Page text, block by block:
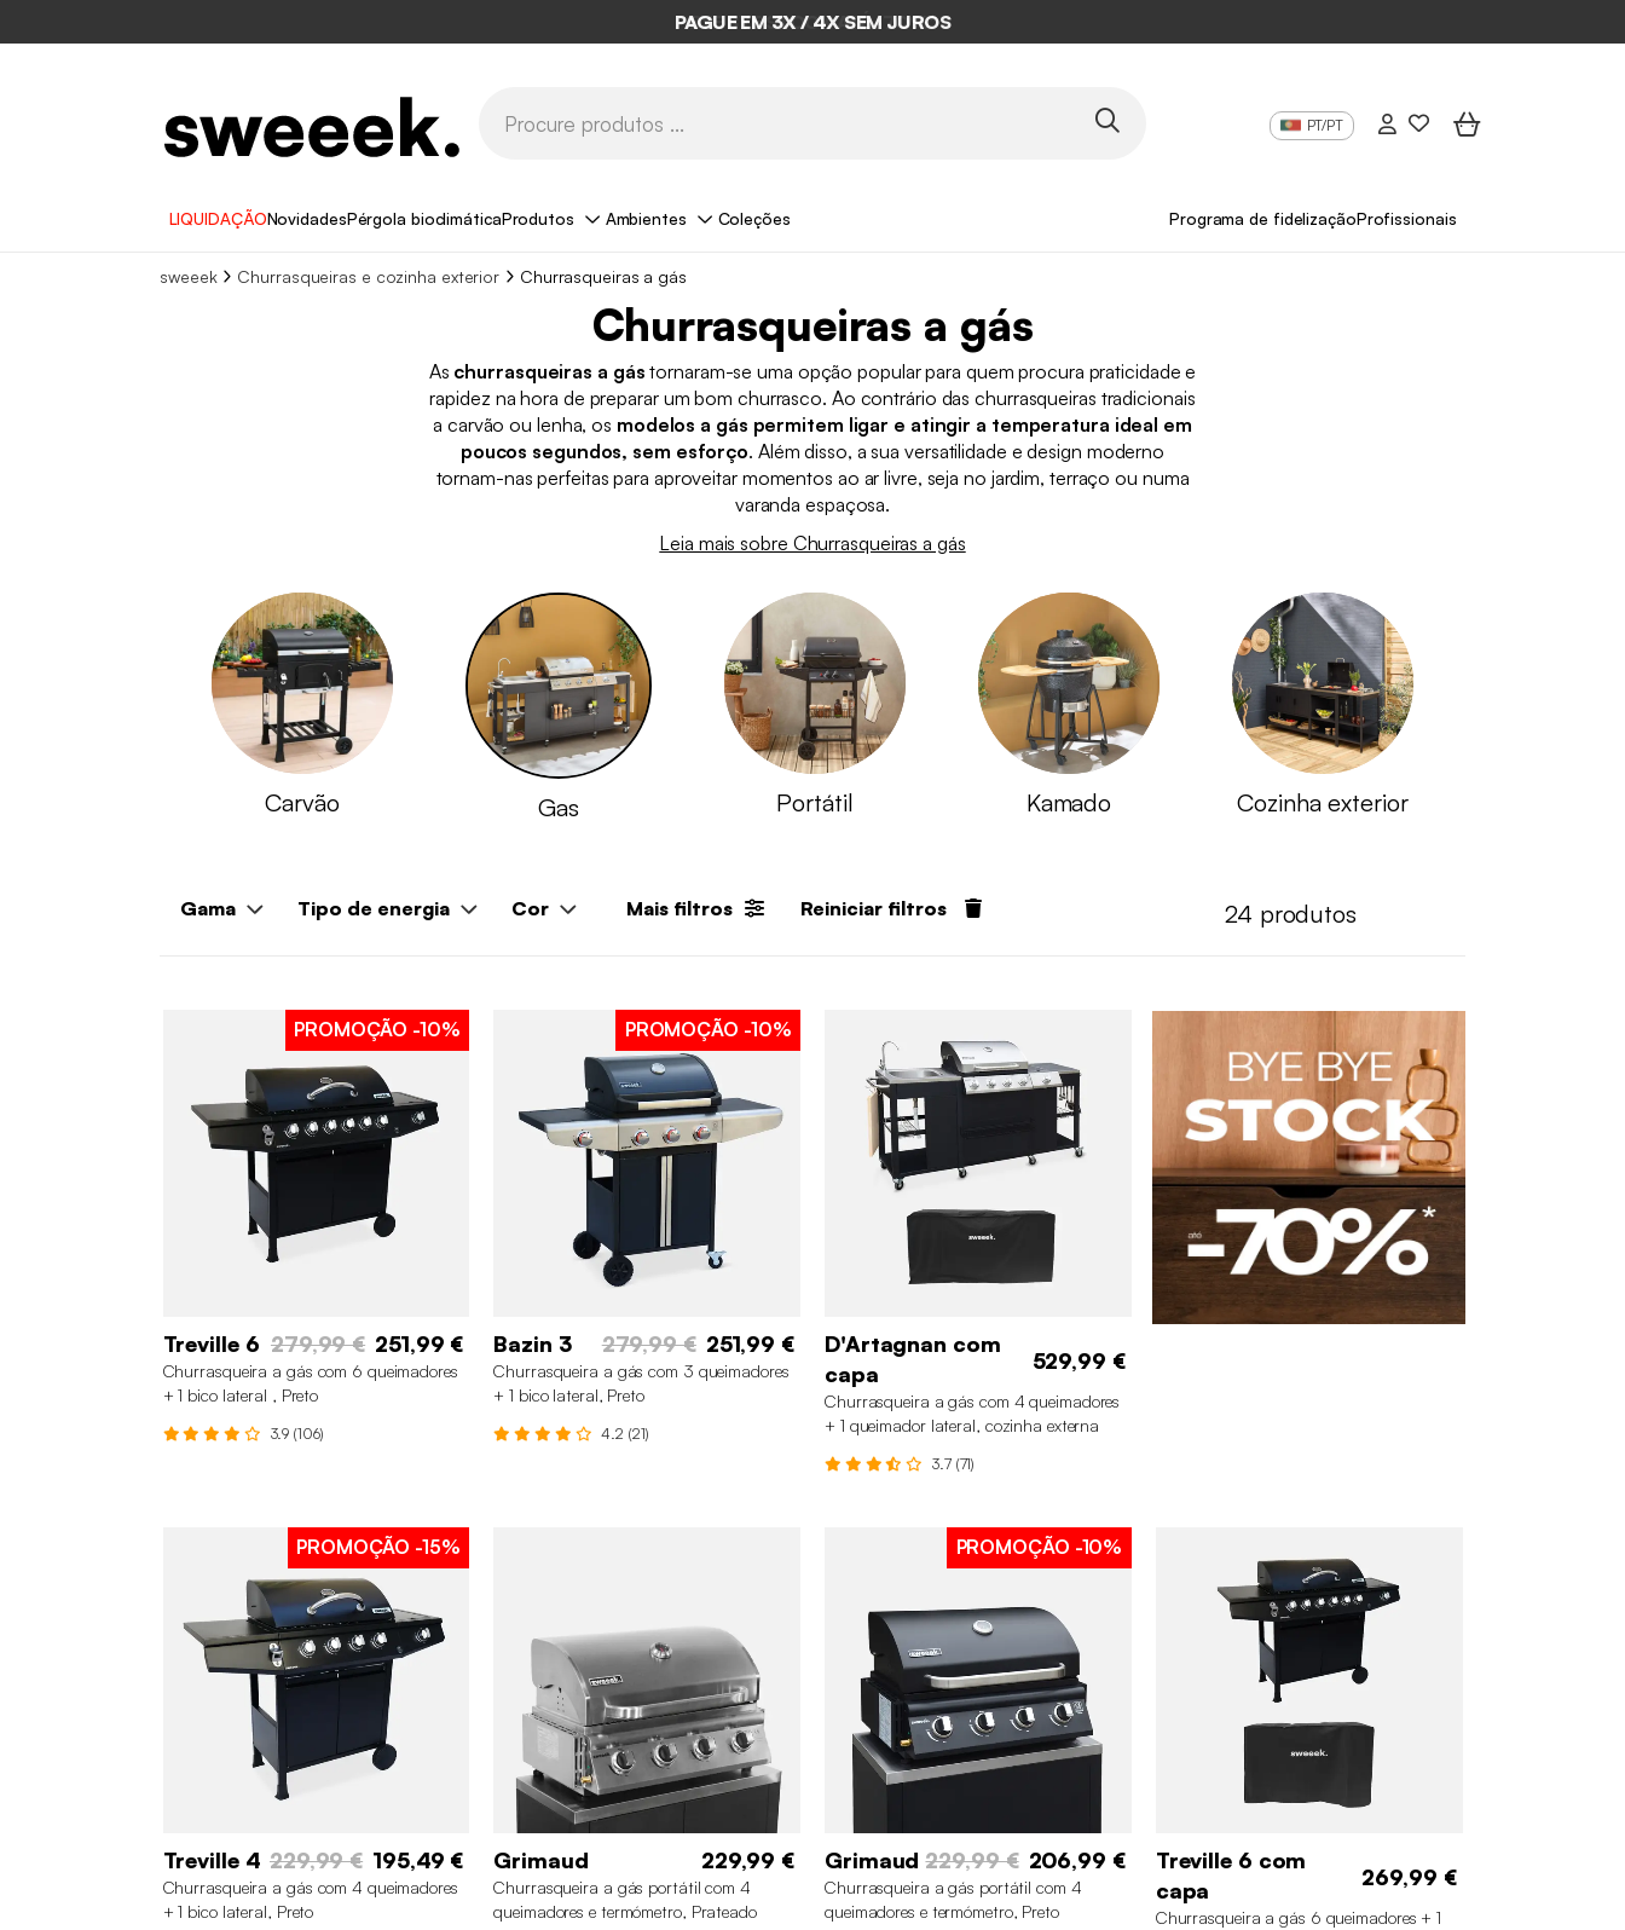
PAGUE EM 3X / 4X SEM JUROS
PT/PT
LIQUIDAÇÃONovidadesPérgola bioclimáticaProdutos Ambientes Coleções Programa de fidelizaçãoProfissionais
sweeek Churrasqueiras e cozinha exterior Churrasqueiras a gás
Churrasqueiras a gás
As churrasqueiras a gás tornaram-se uma opção popular para quem procura praticidade e
rapidez na hora de preparar um bom churrasco. Ao contrário das churrasqueiras tradicionais
a carvão ou lenha, os modelos a gás permitem ligar e atingir a temperatura ideal em
poucos segundos, sem esforço. Além disso, a sua versatilidade e design moderno
tornam-nas perfeitas para aproveitar momentos ao ar livre, seja no jardim, terraço ou numa
varanda espaçosa.
Leia mais sobre Churrasqueiras a gás
Carvão Gas Portátil Kamado Cozinha exterior
Gama Tipo de energia Cor Mais filtros Reiniciar filtros 24 produtos
PROMOÇÃO -10%
Treville 6 279,99 € 251,99 €
Churrasqueira a gás com 6 queimadores
+ 1 bico lateral , Preto
3.9 (106)
PROMOÇÃO -10%
Bazin 3 279,99 € 251,99 €
Churrasqueira a gás com 3 queimadores
+ 1 bico lateral, Preto
4.2 (21)
D'Artagnan com
capa
529,99 €
Churrasqueira a gás com 4 queimadores
+ 1 queimador lateral, cozinha externa
3.7 (71)
PROMOÇÃO -15%
Treville 4 229,99 € 195,49 €
Churrasqueira a gás com 4 queimadores
+ 1 bico lateral, Preto
Grimaud 229,99 €
Churrasqueira a gás portátil com 4
queimadores e termómetro, Prateado
PROMOÇÃO -10%
Grimaud 229,99 € 206,99 €
Churrasqueira a gás portátil com 4
queimadores e termómetro, Preto
Treville 6 com
capa
269,99 €
Churrasqueira a gás 6 queimadores + 1